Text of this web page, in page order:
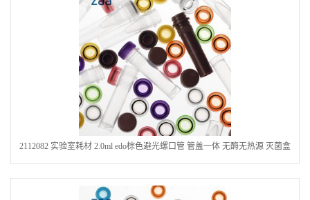
2112082 实验室耗材 2.0ml edo棕色避光螺口管 管盖一体 无酶无热源 灭菌盒
装